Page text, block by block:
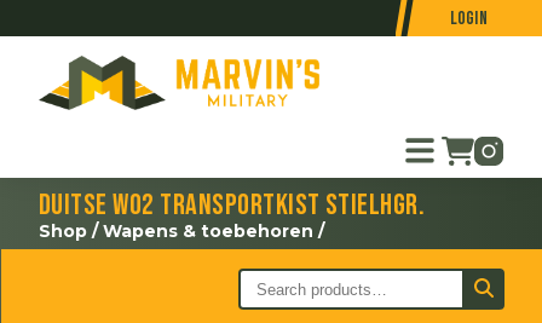
Login
Duitse WO2 transportkist Stielhgr.
Shop /Wapens & toebehoren /